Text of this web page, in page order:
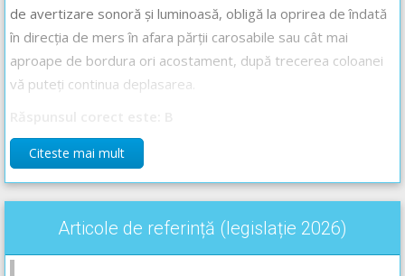
de avertizare sonoră și luminoasă, obligă la oprirea de îndată
în direcția de mers în afara părții carosabile sau cât mai
aproape de bordura ori acostament, după trecerea coloanei
vă puteți continua deplasarea.
Semnalele speciale de avertizare, luminoase sau sonore -
Lecție Audio-Video --> Codul Rutier - Semnalele speciale de
avertizare, luminoase sau sonore
Citeste mai mult
Articole de referință (legislație 2026)